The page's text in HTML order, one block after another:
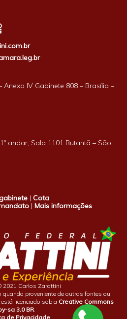
IV Gabinete 808 – Brasília –
andar, Sala 1101 Butantã – São
|Cota
|Mais informações
2021 Carlos Zarattini
quando proveniente de outras fontes ou
licenciado sob a Creative Commons
sa 3.0 BR
de Privacidade